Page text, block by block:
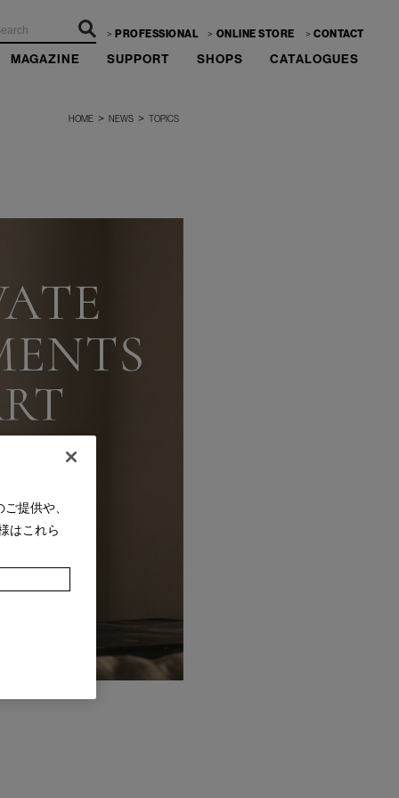
PROFESSIONAL ONLINE STORE CONTACT
MAGAZINE SUPPORT SHOPS CATALOGUES
HOME > NEWS > TOPICS
提供や、
はこれら